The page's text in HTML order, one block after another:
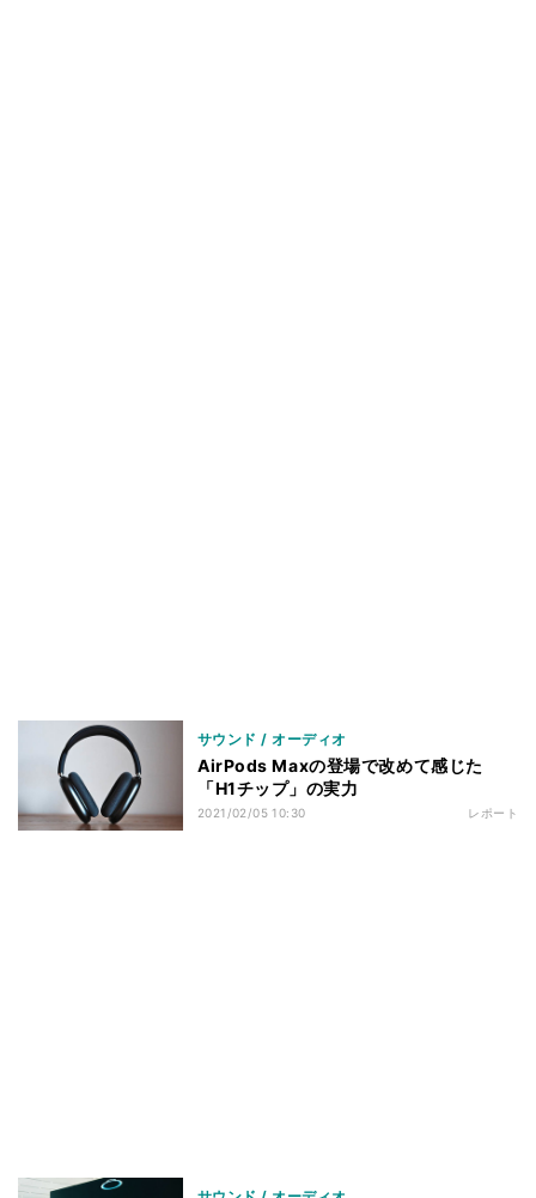
サウンド / オーディオ
AirPods Maxの登場で改めて感じた
「H1チップ」の実力
2021/02/05 10:30 レポート